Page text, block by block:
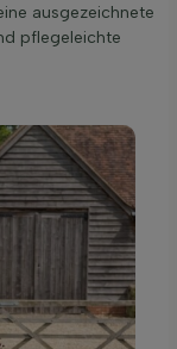
ausgezeichnete
pflegeleichte